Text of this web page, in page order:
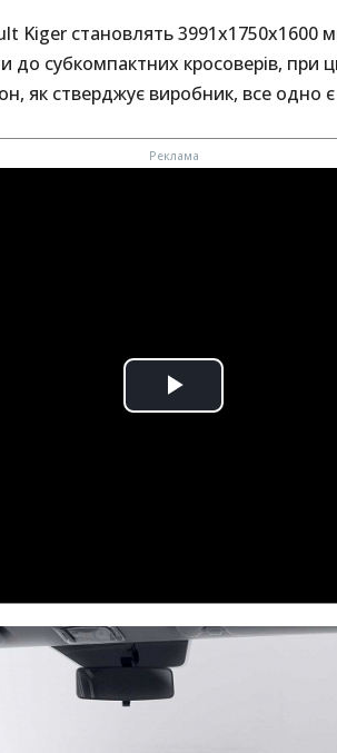
Kiger становлять 3991х1750х1600
субкомпактних кросоверів, при
як стверджує виробник, все одно